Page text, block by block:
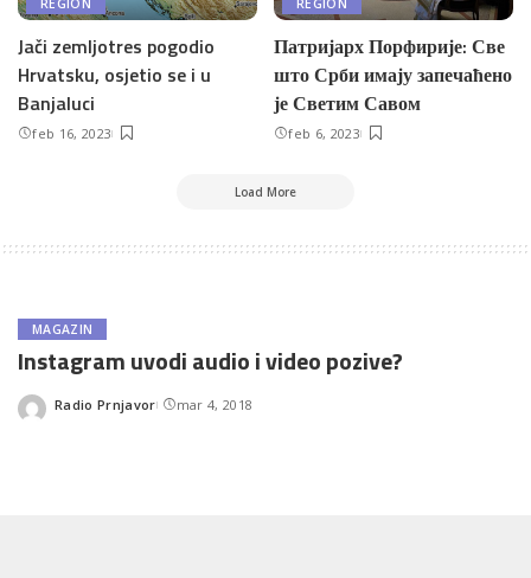
Jači zemljotres pogodio
Hrvatsku, osjetio se i u
Banjaluci
feb 16, 2023
Патријарх Порфирије: Све
што Срби имају запечаћено
је Светим Савом
feb 6, 2023
Load More
MAGAZIN
Instagram uvodi audio i video pozive?
Posted
Radio Prnjavor mar 4, 2018